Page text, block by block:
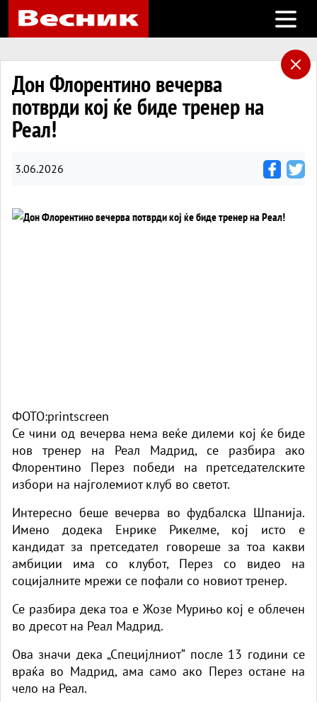
Open
Дон Флорентино вечерва
потврди кој ќе биде тренер на
Реал!
3.06.2026
ФОТО:printscreen
Се чини од вечерва нема веќе дилеми кој ќе биде
нов тренер на Реал Мадрид, се разбира ако
Флорентино Перез победи на претседателските
избори на најголемиот клуб во светот.
Интересно беше вечерва во фудбалска Шпанија.
Имено додека Енрике Рикелме, кој исто е
кандидат за претседател говореше за тоа какви
амбиции има со клубот, Перез со видео на
социјалните мрежи се пофали со новиот тренер.
Се разбира дека тоа е Жозе Мурињо кој е облечен
во дресот на Реал Мадрид.
Ова значи дека „Специјлниот“ после 13 години се
враќа во Мадрид, ама само ако Перез остане на
чело на Реал.